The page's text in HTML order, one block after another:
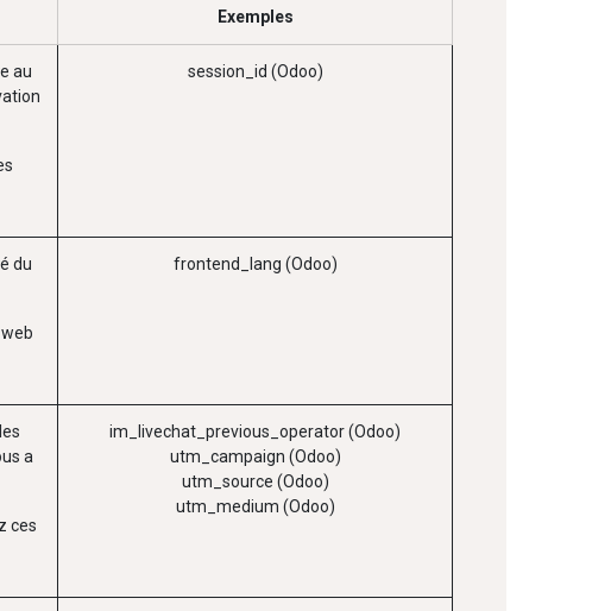
Exemples
au
session_id (Odoo)
du
frontend_lang (Odoo)
a
ces
im_livechat_previous_operator (Odoo)
utm_campaign (Odoo)
utm_source (Odoo)
utm_medium (Odoo)